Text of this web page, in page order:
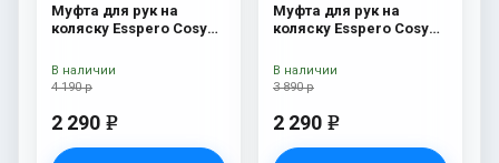
Муфта для рук на
коляску Esspero Cosy
4 190 р
2 290 e
В наличии
Муфта для рук на
коляску Esspero Cosy
3 890 р
2 290 e
В наличии